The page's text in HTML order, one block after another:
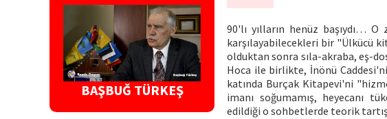
BAŞBUĞ TÜRKEŞ
90'lı yılların henüz başıydı…
karşılayabilecekleri bir "Ülkücü
olduktan sonra sıla-akraba, eş-
Hoca ile birlikte, İnönü
katında Burçak Kitapevi'ni
imanı soğumamış, heyecanı
edildiği o sohbetlerde teorik